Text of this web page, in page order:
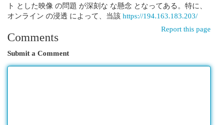
ト とした映像 の問題 が深刻な な懸念 となってある。特に、
オンライン の浸透 によって、当該 https://194.163.183.203/
Report this page
Comments
Submit a Comment